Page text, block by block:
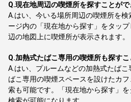
Q.現在地周辺の喫煙所を探すことがで
A. はい、今いる場所周辺の喫煙所を
ージ内の「現在地から探す」をタッ
辺の地図上に喫煙所が表示されます。
Q.加熱式たばこ専用の喫煙所も探す
A. はい、プルームなどの加熱式たば
ばこ専用の喫煙スペースを設けたカ
索も可能です。「現在地から探す」